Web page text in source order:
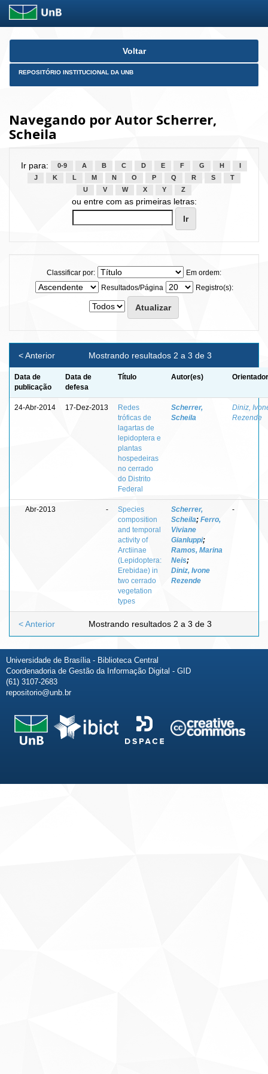
Skip
Voltar
REPOSITÓRIO INSTITUCIONAL DA UNB
Navegando por Autor Scherrer,
Scheila
Ir para: 0-9 A B C D E F G H
J
K L M N O P Q R S
T
U
V W X Y Z
ou entre com as primeiras letras:
Classificar por:
Em ordem:
Resultados/Página
Registro(s):
Mostrando resultados 2 a 3 de 3
< Anterior
Data de
publicação
Data de
defesa
Título Autor(es)
24-Abr-2014 17-Dez-2013
Redes
tróficas de
lagartas de
lepidoptera e
plantas
hospedeiras
no cerrado
do Distrito
Federal
Scherrer,
Scheila
Diniz,
Rezende
Abr-2013 -
Species
composition
and temporal
activity of
Arctiinae
(Lepidoptera:
Erebidae) in
two cerrado
vegetation
types
Scherrer,
Scheila; Ferro,
Viviane
Gianluppi;
Ramos, Marina
Neis;
Diniz, Ivone
Rezende
-
Mostrando resultados 2 a 3 de 3
< Anterior
Universidade de Brasília - Biblioteca Central
Coordenadoria de Gestão da Informação Digital - GID
(61) 3107-2683
repositorio@unb.br